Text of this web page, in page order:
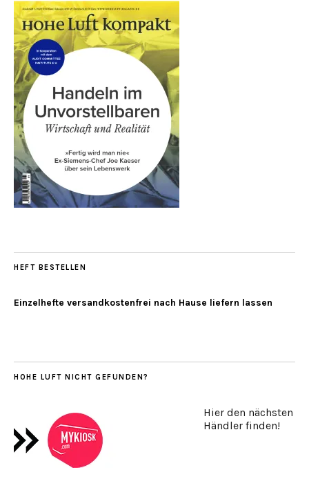
HEFT BESTELLEN
Einzelhefte versandkostenfrei nach Hause liefern lassen
HOHE LUFT NICHT GEFUNDEN?
Hier den nächsten
Händler finden!